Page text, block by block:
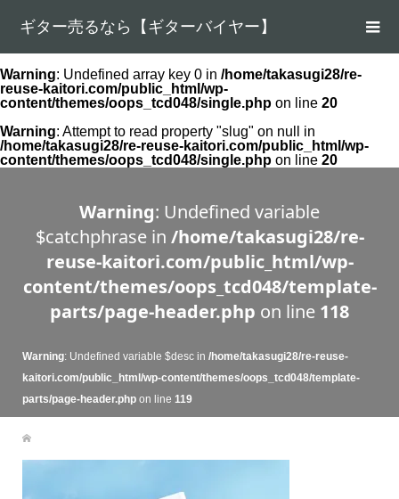
ギター売るなら【ギターバイヤー】
Warning: Undefined array key 0 in /home/takasugi28/re-
reuse-kaitori.com/public_html/wp-
content/themes/oops_tcd048/single.php on line 20
Warning: Attempt to read property "slug" on null in
/home/takasugi28/re-reuse-kaitori.com/public_html/wp-
content/themes/oops_tcd048/single.php on line 20
Warning: Undefined variable
$catchphrase in /home/takasugi28/re-
reuse-kaitori.com/public_html/wp-
content/themes/oops_tcd048/template-
parts/page-header.php on line 118
Warning: Undefined variable $desc in /home/takasugi28/re-reuse-
kaitori.com/public_html/wp-content/themes/oops_tcd048/template-
parts/page-header.phpon line 119